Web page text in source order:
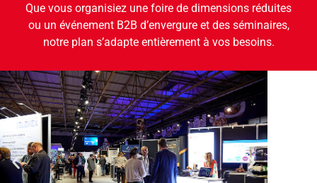
Que vous organisiez une foire de dimensions réduites
ou un événement B2B d’envergure et des séminaires,
notre plan s’adapte entièrement à vos besoins.